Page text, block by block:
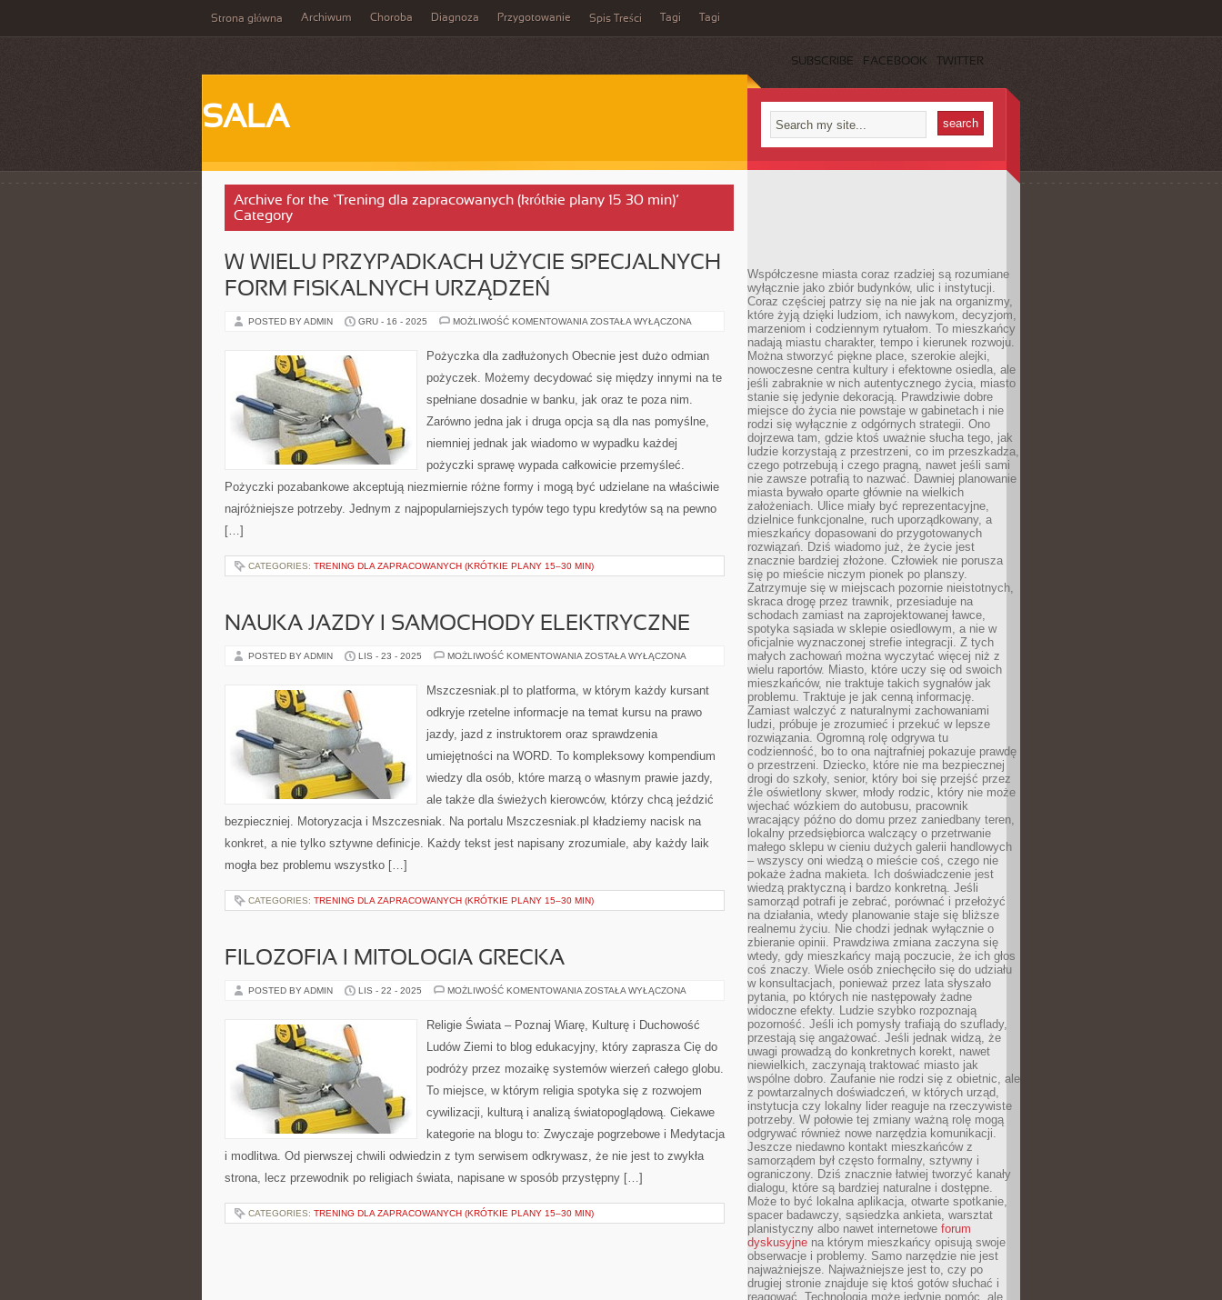
Strona główna Archiwum Choroba Diagnoza Przygotowanie Spis Treści Tagi Tagi
SUBSCRIBE FACEBOOK TWITTER
SALA
Archive for the ‘Trening dla zapracowanych (krótkie plany 15–30 min)’
Category
W WIELU PRZYPADKACH UŻYCIE SPECJALNYCH
FORM FISKALNYCH URZĄDZEŃ
POSTED BY ADMIN GRU - 16 - 2025 MOŻLIWOŚĆ KOMENTOWANIA W
UŻYCIE
SPECJALNYCH
FISKALNYCH
ZOSTAŁA WYŁĄCZONA
Pożyczka dla zadłużonych Obecnie jest dużo odmian
pożyczek. Możemy decydować się między innymi na te
spełniane dosadnie w banku, jak oraz te poza nim.
Zarówno jedna jak i druga opcja są dla nas pomyślne,
niemniej jednak jak wiadomo w wypadku każdej
pożyczki sprawę wypada całkowicie przemyśleć.
Pożyczki pozabankowe akceptują niezmiernie różne formy i mogą być udzielane na właściwie
najróżniejsze potrzeby. Jednym z najpopularniejszych typów tego typu kredytów są na pewno
[…]
CATEGORIES: TRENING DLA ZAPRACOWANYCH (KRÓTKIE PLANY 15–30 MIN)
NAUKA JAZDY I SAMOCHODY ELEKTRYCZNE
POSTED BY ADMIN LIS - 23 - 2025 MOŻLIWOŚĆ KOMENTOWANIA NAUKA
SAMOCHODY
ELEKTRYCZNE
ZOSTAŁA WYŁĄCZONA
Mszczesniak.pl to platforma, w którym każdy kursant
odkryje rzetelne informacje na temat kursu na prawo
jazdy, jazd z instruktorem oraz sprawdzenia
umiejętności na WORD. To kompleksowy kompendium
wiedzy dla osób, które marzą o własnym prawie jazdy,
ale także dla świeżych kierowców, którzy chcą jeździć
bezpieczniej. Motoryzacja i Mszczesniak. Na portalu Mszczesniak.pl kładziemy nacisk na
konkret, a nie tylko sztywne definicje. Każdy tekst jest napisany zrozumiale, aby każdy laik
mogła bez problemu wszystko […]
CATEGORIES: TRENING DLA ZAPRACOWANYCH (KRÓTKIE PLANY 15–30 MIN)
FILOZOFIA I MITOLOGIA GRECKA
POSTED BY ADMIN LIS - 22 - 2025 MOŻLIWOŚĆ KOMENTOWANIA FILOZOFIA
GRECKA
ZOSTAŁA WYŁĄCZONA
Religie Świata – Poznaj Wiarę, Kulturę i Duchowość
Ludów Ziemi to blog edukacyjny, który zaprasza Cię do
podróży przez mozaikę systemów wierzeń całego globu.
To miejsce, w którym religia spotyka się z rozwojem
cywilizacji, kulturą i analizą światopoglądową. Ciekawe
kategorie na blogu to: Zwyczaje pogrzebowe i Medytacja
i modlitwa. Od pierwszej chwili odwiedzin z tym serwisem odkrywasz, że nie jest to zwykła
strona, lecz przewodnik po religiach świata, napisane w sposób przystępny […]
CATEGORIES: TRENING DLA ZAPRACOWANYCH (KRÓTKIE PLANY 15–30 MIN)
Współczesne miasta coraz rzadziej są rozumiane
wyłącznie jako zbiór budynków, ulic i instytucji.
Coraz częściej patrzy się na nie jak na organizmy,
które żyją dzięki ludziom, ich nawykom, decyzjom,
marzeniom i codziennym rytuałom. To mieszkańcy
nadają miastu charakter, tempo i kierunek rozwoju.
Można stworzyć piękne place, szerokie alejki,
nowoczesne centra kultury i efektowne osiedla, ale
jeśli zabraknie w nich autentycznego życia, miasto
stanie się jedynie dekoracją. Prawdziwie dobre
miejsce do życia nie powstaje w gabinetach i nie
rodzi się wyłącznie z odgórnych strategii. Ono
dojrzewa tam, gdzie ktoś uważnie słucha tego, jak
ludzie korzystają z przestrzeni, co im przeszkadza,
czego potrzebują i czego pragną, nawet jeśli sami
nie zawsze potrafią to nazwać. Dawniej planowanie
miasta bywało oparte głównie na wielkich
założeniach. Ulice miały być reprezentacyjne,
dzielnice funkcjonalne, ruch uporządkowany, a
mieszkańcy dopasowani do przygotowanych
rozwiązań. Dziś wiadomo już, że życie jest
znacznie bardziej złożone. Człowiek nie porusza
się po mieście niczym pionek po planszy.
Zatrzymuje się w miejscach pozornie nieistotnych,
skraca drogę przez trawnik, przesiaduje na
schodach zamiast na zaprojektowanej ławce,
spotyka sąsiada w sklepie osiedlowym, a nie w
oficjalnie wyznaczonej strefie integracji. Z tych
małych zachowań można wyczytać więcej niż z
wielu raportów. Miasto, które uczy się od swoich
mieszkańców, nie traktuje takich sygnałów jak
problemu. Traktuje je jak cenną informację.
Zamiast walczyć z naturalnymi zachowaniami
ludzi, próbuje je zrozumieć i przekuć w lepsze
rozwiązania. Ogromną rolę odgrywa tu
codzienność, bo to ona najtrafniej pokazuje prawdę
o przestrzeni. Dziecko, które nie ma bezpiecznej
drogi do szkoły, senior, który boi się przejść przez
źle oświetlony skwer, młody rodzic, który nie może
wjechać wózkiem do autobusu, pracownik
wracający późno do domu przez zaniedbany teren,
lokalny przedsiębiorca walczący o przetrwanie
małego sklepu w cieniu dużych galerii handlowych
– wszyscy oni wiedzą o mieście coś, czego nie
pokaże żadna makieta. Ich doświadczenie jest
wiedzą praktyczną i bardzo konkretną. Jeśli
samorząd potrafi je zebrać, porównać i przełożyć
na działania, wtedy planowanie staje się bliższe
realnemu życiu. Nie chodzi jednak wyłącznie o
zbieranie opinii. Prawdziwa zmiana zaczyna się
wtedy, gdy mieszkańcy mają poczucie, że ich głos
coś znaczy. Wiele osób zniechęciło się do udziału
w konsultacjach, ponieważ przez lata słyszało
pytania, po których nie następowały żadne
widoczne efekty. Ludzie szybko rozpoznają
pozorność. Jeśli ich pomysły trafiają do szuflady,
przestają się angażować. Jeśli jednak widzą, że
uwagi prowadzą do konkretnych korekt, nawet
niewielkich, zaczynają traktować miasto jak
wspólne dobro. Zaufanie nie rodzi się z obietnic, ale
z powtarzalnych doświadczeń, w których urząd,
instytucja czy lokalny lider reaguje na rzeczywiste
potrzeby. W połowie tej zmiany ważną rolę mogą
odgrywać również nowe narzędzia komunikacji.
Jeszcze niedawno kontakt mieszkańców z
samorządem był często formalny, sztywny i
ograniczony. Dziś znacznie łatwiej tworzyć kanały
dialogu, które są bardziej naturalne i dostępne.
Może to być lokalna aplikacja, otwarte spotkanie,
spacer badawczy, sąsiedzka ankieta, warsztat
planistyczny albo nawet internetowe forum
dyskusyjne na którym mieszkańcy opisują swoje
obserwacje i problemy. Samo narzędzie nie jest
najważniejsze. Najważniejsze jest to, czy po
drugiej stronie znajduje się ktoś gotów słuchać i
reagować. Technologia może jedynie pomóc, ale